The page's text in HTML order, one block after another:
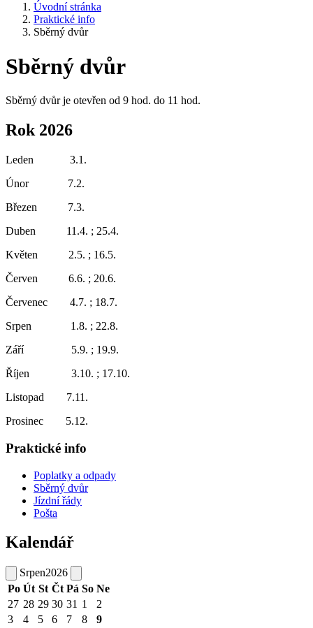
Úvodní stránka
Praktické info
Sběrný dvůr
Sběrný dvůr
Sběrný dvůr je otevřen od 9 hod. do 11 hod.
Rok 2026
Leden 3.1.
Únor 7.2.
Březen 7.3.
Duben 11.4. ; 25.4.
Květen 2.5. ; 16.5.
Červen 6.6. ; 20.6.
Červenec 4.7. ; 18.7.
Srpen 1.8. ; 22.8.
Září 5.9. ; 19.9.
Říjen 3.10. ; 17.10.
Listopad 7.11.
Prosinec 5.12.
Praktické info
Poplatky a odpady
Sběrný dvůr
Jízdní řády
Pošta
Kalendář
Srpen2026
Po Út St Čt Pá So Ne
27 28 29 30 31 1
2
3
4 5 6 7 8
9